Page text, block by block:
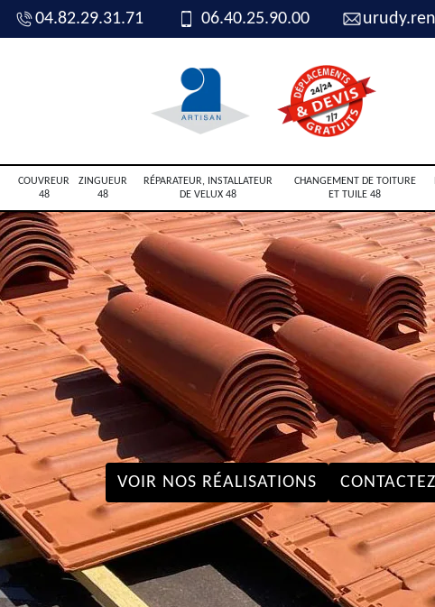
04.82.29.31.71 06.40.25.90.00
COUVREUR
48
ZINGUEUR
48
RÉPARATEUR, INSTALLATEUR
DE VELUX 48
CHANGEMENT DE TOITURE
ET TUILE 48
VOIR NOS RÉALISATIONS